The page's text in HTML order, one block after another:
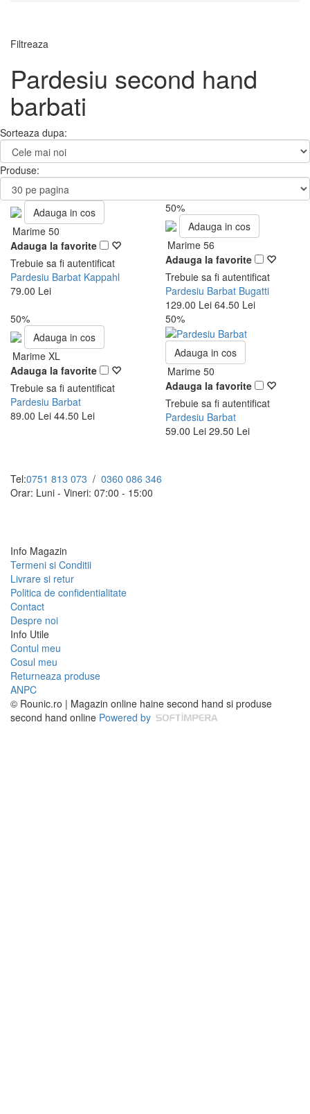
Filtreaza
Pardesiu second hand
barbati
Sorteaza dupa:
Produse:
Adauga in cos
Marime 50
Adauga la favorite
Trebuie sa fi autentificat
Pardesiu Barbat Kappahl
79.00 Lei
50%
Adauga in cos
Marime 56
Adauga la favorite
Trebuie sa fi autentificat
Pardesiu Barbat Bugatti
129.00 Lei 64.50 Lei
50%
Adauga in cos
Marime XL
Adauga la favorite
Trebuie sa fi autentificat
Pardesiu Barbat
89.00 Lei 44.50 Lei
50%
Adauga in cos
Marime 50
Adauga la favorite
Trebuie sa fi autentificat
Pardesiu Barbat
59.00 Lei 29.50 Lei
Tel:0751 813 073 / 0360 086 346
Orar: Luni - Vineri: 07:00 - 15:00
Info Magazin
Termeni si Conditii
Livrare si retur
Politica de confidentialitate
Contact
Despre noi
Info Utile
Contul meu
Cosul meu
Returneaza produse
ANPC
© Rounic.ro | Magazin online haine second hand si produse
second hand online Powered by